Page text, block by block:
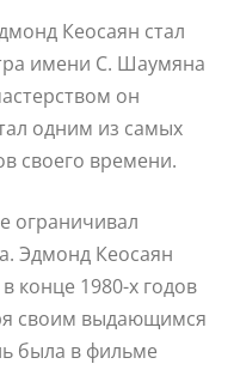
Кеосаян стал
имени С. Шаумяна
он
одним из самых
своего времени.
ограничивал
Эдмонд Кеосаян
конце 1980-х годов
своим выдающимся
была в фильме